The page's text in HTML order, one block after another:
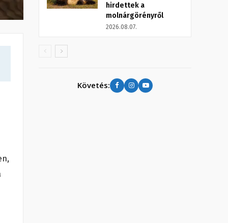
hirdettek a
molnárgörényről
2026.08.07.
Követés: